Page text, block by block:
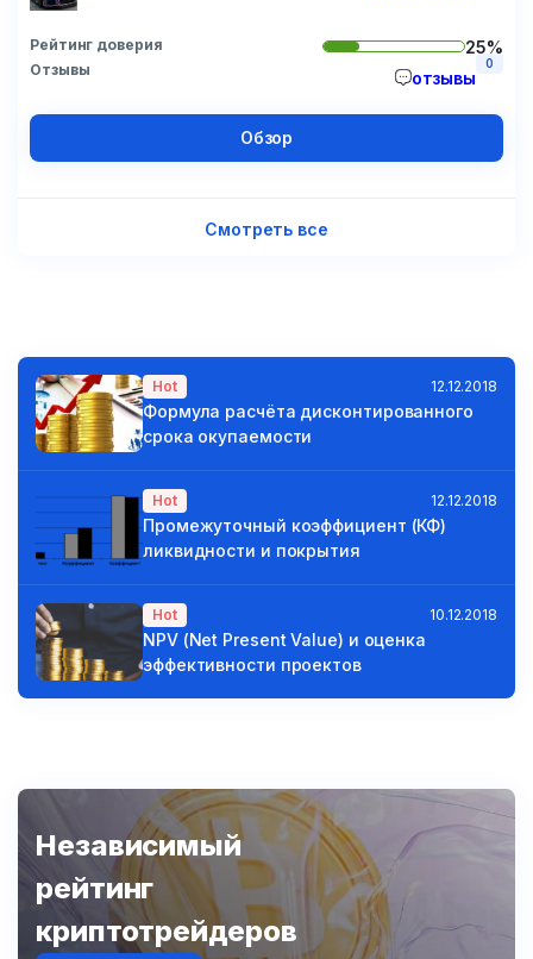
Рейтинг доверия 25%
Отзывы отзывы
0
Обзор
Смотреть все
Hot 12.12.2018
Формула расчёта дисконтированного
срока окупаемости
Hot 12.12.2018
Промежуточный коэффициент (КФ)
ликвидности и покрытия
Hot 10.12.2018
NPV (Net Present Value) и оценка
эффективности проектов
Независимый
рейтинг
криптотрейдеров